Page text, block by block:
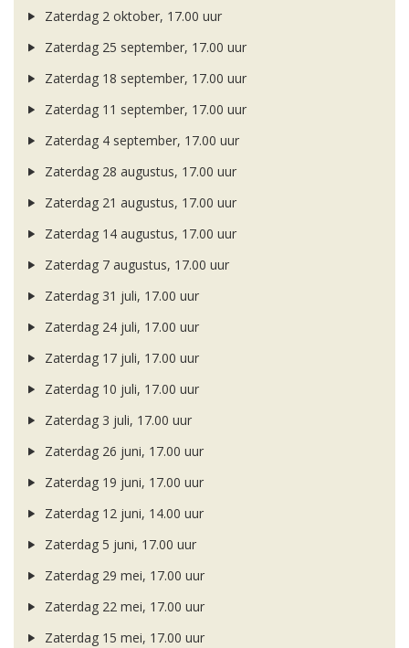
Zaterdag 2 oktober, 17.00 uur
Zaterdag 25 september, 17.00 uur
Zaterdag 18 september, 17.00 uur
Zaterdag 11 september, 17.00 uur
Zaterdag 4 september, 17.00 uur
Zaterdag 28 augustus, 17.00 uur
Zaterdag 21 augustus, 17.00 uur
Zaterdag 14 augustus, 17.00 uur
Zaterdag 7 augustus, 17.00 uur
Zaterdag 31 juli, 17.00 uur
Zaterdag 24 juli, 17.00 uur
Zaterdag 17 juli, 17.00 uur
Zaterdag 10 juli, 17.00 uur
Zaterdag 3 juli, 17.00 uur
Zaterdag 26 juni, 17.00 uur
Zaterdag 19 juni, 17.00 uur
Zaterdag 12 juni, 14.00 uur
Zaterdag 5 juni, 17.00 uur
Zaterdag 29 mei, 17.00 uur
Zaterdag 22 mei, 17.00 uur
Zaterdag 15 mei, 17.00 uur